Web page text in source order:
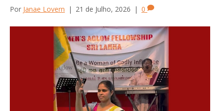
Por Janae Lovern | 21 de Julho, 2026 | 0